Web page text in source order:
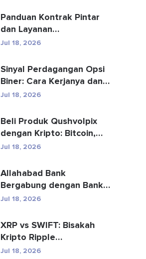
Panduan Kontrak Pintar
dan Layanan
Pengembangan Kontrak
Jul 18, 2026
Sinyal Perdagangan Opsi
Biner: Cara Kerjanya dan
Risikonya
Jul 18, 2026
Beli Produk Qushvolpix
dengan Kripto: Bitcoin,
Pembayaran & Fa...
Jul 18, 2026
Allahabad Bank
Bergabung dengan Bank
Mana? Kisah Lengkap
Jul 18, 2026
XRP vs SWIFT: Bisakah
Kripto Ripple
Menggantikan
Jul 18, 2026